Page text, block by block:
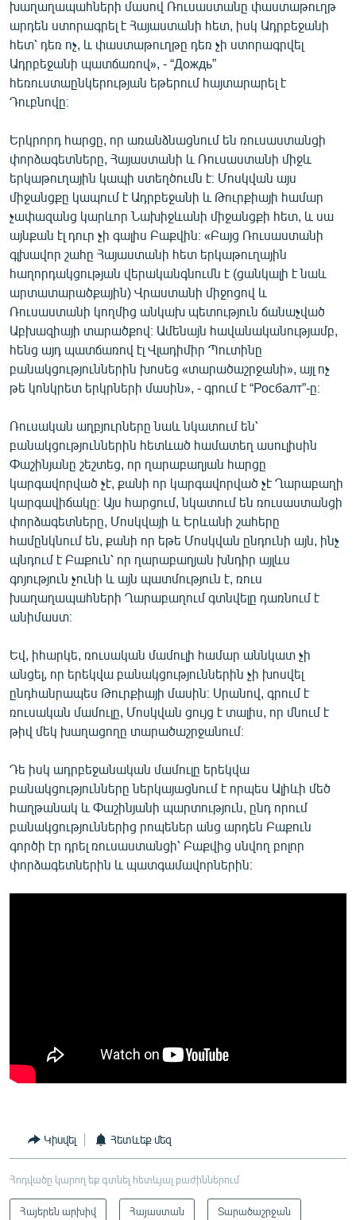
խաղաղապահների մասով Ռուսաստանը փաստաթուղթ
արդեն ստորագրել է Հայաստանի հետ, իսկ Ադրբեջանի
հետ՝ դեռ ոչ, և փաստաթուղթը դեռ չի ստորագրվել
Ադրբեջանի պատճառով», - “Дождь”
հեռուստաընկերության եթերում հայտարարել է
Դուբնովը։
Երկրորդ հարցը, որ առանձնացնում են ռուսաստանցի
փորձագետները, Հայաստանի և Ռուսաստանի միջև
երկաթուղային կապի ստեղծումն է։ Մոսկվան այս
միջանցքը կապում է Ադրբեջանի և Թուրքիայի համար
չափազանց կարևոր Նախիջևանի միջանցքի հետ, և սա
այնքան էլ դուր չի գալիս Բաքվին։ «Բայց Ռուսաստանի
գլխավոր շահը Հայաստանի հետ երկաթուղային
հաղորդակցության վերականգնումն է (ցանկալի է նաև
արտատարածքային) Վրաստանի միջոցով և
Ռուսաստանի կողմից անկախ պետություն ճանաչված
Աբխազիայի տարածքով։ Ամենայն հավանականությամբ,
հենց այդ պատճառով էլ Վլադիմիր Պուտինը
բանակցություններին խոսեց «տարածաշրջանի», այլ ոչ
թե կոնկրետ երկրների մասին», - գրում է “Росбалт”-ը։
Ռուսական աղբյուրները նաև նկատում են՝
բանակցություններին հետևած համատեղ ասուլիսին
Փաշինյանը շեշտեց, որ ղարաբաղյան հարցը
կարգավորված չէ, քանի որ կարգավորված չէ Ղարաբաղի
կարգավիճակը։ Այս հարցում, նկատում են ռուսաստանցի
փորձագետները, Մոսկվայի և Երևանի շահերը
համընկնում են, քանի որ եթե Մոսկվան ընդունի այն, ինչ
պնդում է Բաքուն՝ որ ղարաբաղյան խնդիր այլևս
գոյություն չունի և այն պատմություն է, ռուս
խաղաղապահների Ղարաբաղում գտնվելը դառնում է
անիմաստ։
Եվ, իհարկե, ռուսական մամուլի համար աննկատ չի
անցել, որ երեկվա բանակցություններին չի խոսվել
ընդհանրապես Թուրքիայի մասին։ Սրանով, գրում է
ռուսական մամուլը, Մոսկվան ցույց է տալիս, որ մնում է
թիվ մեկ խաղացողը տարածաշրջանում։
Դե իսկ ադրբեջանական մամուլը երեկվա
բանակցությունները ներկայացնում է որպես Ալիևի մեծ
հաղթանակ և Փաշինյանի պարտություն, ընդ որում
բանակցություններից րոպեներ անց արդեն Բաքուն
գործի էր դրել ռուսաստանցի՝ Բաքվից սնվող բոլոր
փորձագետներին և պատգամավորներին։
Կիսվել Հետևեք մեզ
Հոդվածը կարող եք գտնել հետևյալ բաժիններում
Հայերեն արխիվ Հայաստան Տարածաշրջան